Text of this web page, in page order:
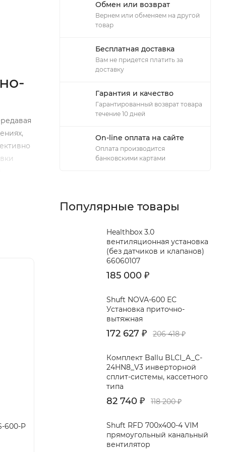
600-P
Обмен или возврат
Вернем или обменяем на другой
товар
Бесплатная доставка
Вам не придется платить за
доставку
Гарантия и качество
Гарантированный возврат товара
течение 10 дней
On-line оплата на сайте
Оплата производится
банковскими картами
Популярные товары
Healthbox 3.0
вентиляционная установка
(без датчиков и клапанов)
66060107
185 000 ₽
Shuft NOVA-600 EC
Установка приточно-
вытяжная
172 627 ₽ 206 418₽
Комплект Ballu BLCI_A_C-
24HN8_V3 инверторной
сплит-системы, кассетного
типа
82 740 ₽ 118 200₽
Shuft RFD 700x400-4 VIM
прямоугольный канальный
вентилятор